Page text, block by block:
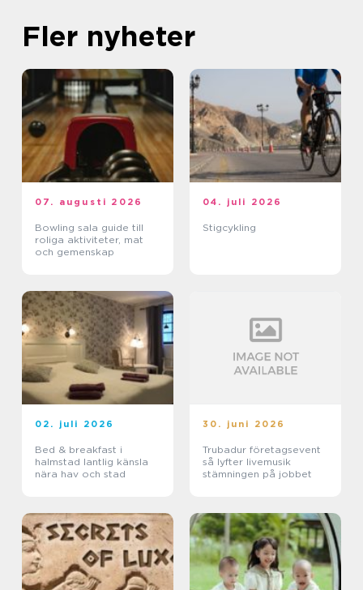
Fler nyheter
07. augusti 2026
Bowling sala guide till
roliga aktiviteter, mat
och gemenskap
04. juli 2026
Stigcykling
02. juli 2026
Bed & breakfast i
halmstad lantlig känsla
nära hav och stad
30. juni 2026
Trubadur företagsevent
så lyfter livemusik
stämningen på jobbet